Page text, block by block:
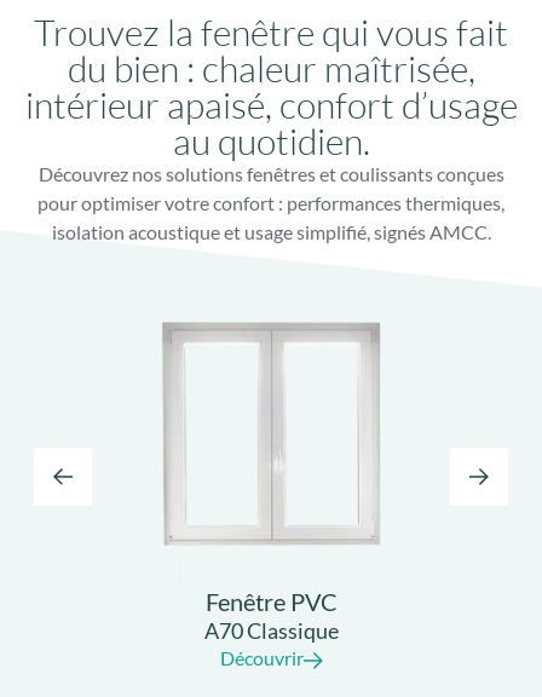
Trouvez la fenêtre qui vous fait
du bien : chaleur maîtrisée,
intérieur apaisé, confort d’usage
au quotidien.
Découvrez nos solutions fenêtres et coulissants conçues
pour optimiser votre confort : performances thermiques,
isolation acoustique et usage simplifié, signés AMCC.
Fenêtre PVC
A70 Classique
Découvrir